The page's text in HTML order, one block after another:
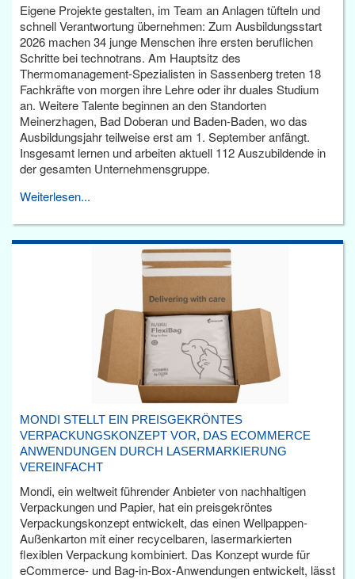
Eigene Projekte gestalten, im Team an Anlagen tüfteln und
schnell Verantwortung übernehmen: Zum Ausbildungsstart
2026 machen 34 junge Menschen ihre ersten beruflichen
Schritte bei technotrans. Am Hauptsitz des
Thermomanagement-Spezialisten in Sassenberg treten 18
Fachkräfte von morgen ihre Lehre oder ihr duales Studium
an. Weitere Talente beginnen an den Standorten
Meinerzhagen, Bad Doberan und Baden-Baden, wo das
Ausbildungsjahr teilweise erst am 1. September anfängt.
Insgesamt lernen und arbeiten aktuell 112 Auszubildende in
der gesamten Unternehmensgruppe.
Weiterlesen...
MONDI STELLT EIN PREISGEKRÖNTES
VERPACKUNGSKONZEPT VOR, DAS ECOMMERCE
ANWENDUNGEN DURCH LASERMARKIERUNG
VEREINFACHT
Mondi, ein weltweit führender Anbieter von nachhaltigen
Verpackungen und Papier, hat ein preisgekröntes
Verpackungskonzept entwickelt, das einen Wellpappen-
Außenkarton mit einer recycelbaren, lasermarkierten
flexiblen Verpackung kombiniert. Das Konzept wurde für
eCommerce- und Bag-in-Box-Anwendungen entwickelt, lässt